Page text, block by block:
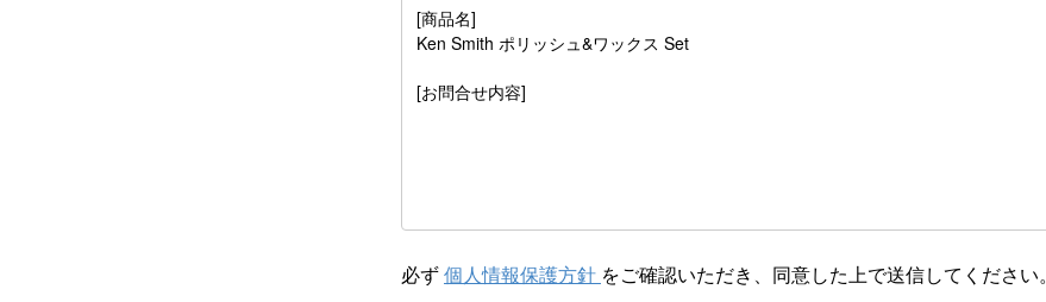
必ず個人情報保護方針 をご確認いただき、同意した上で送信してください。